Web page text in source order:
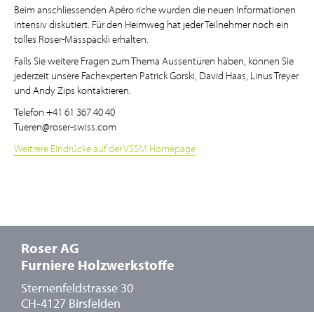
Beim anschliessenden Apéro riche wurden die neuen Informationen
intensiv diskutiert. Für den Heimweg hat jeder Teilnehmer noch ein
tolles Roser-Mässpäckli erhalten.
Falls Sie weitere Fragen zum Thema Aussentüren haben, können Sie
jederzeit unsere Fachexperten Patrick Gorski, David Haas, Linus Treyer
und Andy Zips kontaktieren.
Telefon +41 61 367 40 40
Tueren@roser-swiss.com
Weitrere Eindrücke auf der VSSM Homepage
Roser AG
Furniere Holzwerkstoffe
Sternenfeldstrasse 30
CH-4127 Birsfelden